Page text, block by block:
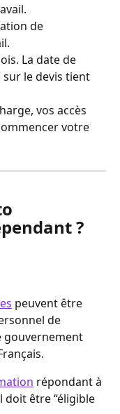
de
La date de
le devis tient
vos accès
votre
?
peuvent être
de
gouvernement
répondant à
doit être “éligible